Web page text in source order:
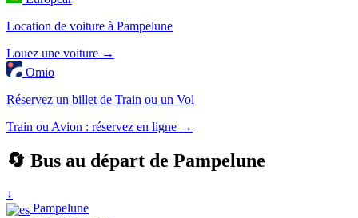
Location de voiture à Pampelune
Louez une voiture →
Omio
Réservez un billet de Train ou un Vol
Train ou Avion : réservez en ligne →
🔄 Bus au départ de Pampelune
↓
Pampelune